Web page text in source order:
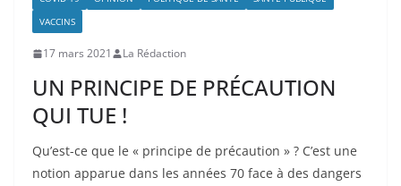
VACCINS
17 mars 2021 La Rédaction
UN PRINCIPE DE PRÉCAUTION
QUI TUE !
Qu’est-ce que le « principe de précaution » ? C’est une
notion apparue dans les années 70 face à des dangers